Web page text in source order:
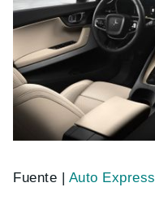
Fuente | Auto Express